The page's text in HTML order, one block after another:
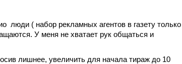
( набор рекламных агентов в газету только
У меня не хватает рук общаться и
лишнее, увеличить для начала тираж до 10